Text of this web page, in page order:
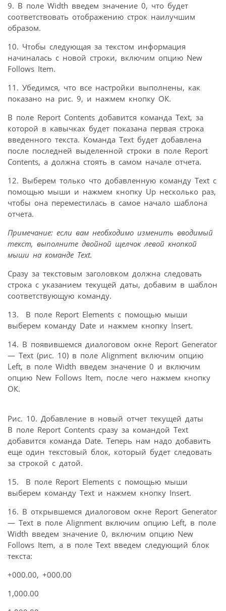
9. В поле Width введем значение 0, что будет
соответствовать отображению строк наилучшим
образом.
10. Чтобы следующая за текстом информация
начиналась с новой строки, включим опцию New
Follows Item.
11. Убедимся, что все настройки выполнены, как
показано на рис. 9, и нажмем кнопку ОК.
В поле Report Contents добавится команда Text, за
которой в кавычках будет показана первая строка
введенного текста. Команда Text будет добавлена
после последней выделенной строки в поле Report
Contents, а должна стоять в самом начале отчета.
12. Выберем только что добавленную команду Text с
помощью мыши и нажмем кнопку Up несколько раз,
чтобы она переместилась в самое начало шаблона
отчета.
Примечание: если вам необходимо изменить вводимый
текст, выполните двойной щелчок левой кнопкой
мыши на команде Text.
Сразу за текстовым заголовком должна следовать
строка с указанием текущей даты, добавим в шаблон
соответствующую команду.
13. В поле Report Elements с помощью мыши
выберем команду Date и нажмем кнопку Insert.
14. В появившемся диалоговом окне Report Generator
— Text (рис. 10) в поле Alignment включим опцию
Left, в поле Width введем значение 0 и включим
опцию New Follows Item, после чего нажмем кнопку
ОК.
Рис. 10. Добавление в новый отчет текущей даты
В поле Report Contents сразу за командой Text
добавится команда Date. Теперь нам надо добавить
еще один текстовый блок, который будет следовать
за строкой с датой.
15. В поле Report Elements с помощью мыши
выберем команду Text и нажмем кнопку Insert.
16. В открывшемся диалоговом окне Report Generator
— Text в поле Alignment включим опцию Left, в поле
Width введем значение 0, включим опцию New
Follows Item, а в поле Text введем следующий блок
текста:
+000.00, +000.00
1,000.00